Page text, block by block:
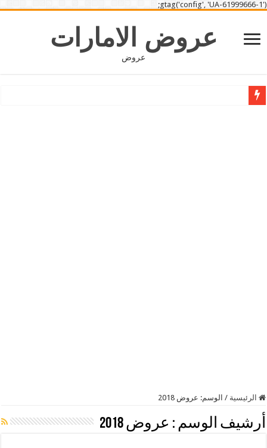
gtag('config', 'UA-61999666-1');
عروض الامارات
عروض
الرئيسية / الوسم: عروض 2018
أرشيف الوسم : عروض 2018